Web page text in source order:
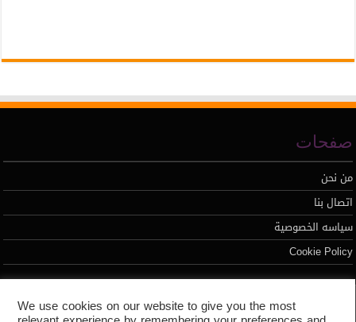
صفحات
من نحن
اتصال بنا
سياسه الخصوصية
Cookie Policy
تطوير محمد السيد
We use cookies on our website to give you the most